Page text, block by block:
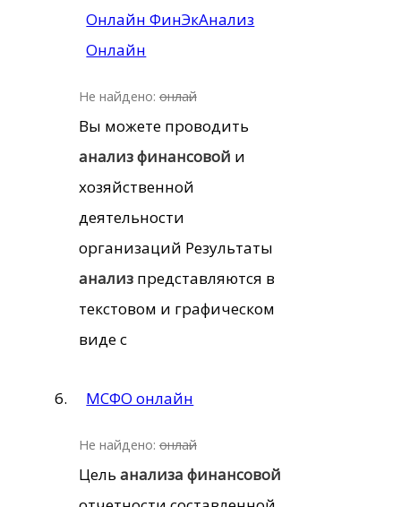
Онлайн ФинЭкАнализ
Онлайн
Не найдено: онлай
Вы можете проводить
анализфинансовой и
хозяйственной
деятельности
организаций Результаты
анализпредставляются в
текстовом и графическом
виде с
МСФО онлайн
Не найдено: онлай
Цель анализа финансовой